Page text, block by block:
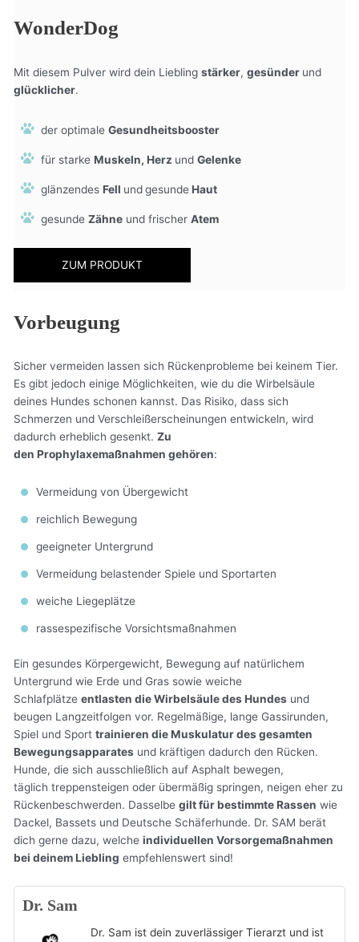
WonderDog
Mit diesem Pulver wird dein Lieblingstärker,gesünder und
glücklicher.
der optimaleGesundheitsbooster
für starkeMuskeln, Herz undGelenke
glänzendesFell und gesundeHaut
gesundeZähne und frischerAtem
ZUM PRODUKT
Vorbeugung
Sicher vermeiden lassen sich Rückenprobleme bei keinem Tier.
Es gibt jedoch einige Möglichkeiten, wie du die Wirbelsäule
deines Hundes schonen kannst. Das Risiko, dass sich
Schmerzen und Verschleißerscheinungen entwickeln, wird
dadurch erheblich gesenkt.Zu
den Prophylaxemaßnahmen gehören:
Vermeidung von Übergewicht
reichlich Bewegung
geeigneter Untergrund
Vermeidung belastender Spiele und Sportarten
weiche Liegeplätze
rassespezifische Vorsichtsmaßnahmen
Ein gesundes Körpergewicht, Bewegung auf natürlichem
Untergrund wie Erde und Gras sowie weiche
Schlafplätzeentlasten die Wirbelsäule des Hundes und
beugen Langzeitfolgen vor. Regelmäßige, lange Gassirunden,
Spiel und Sporttrainieren die Muskulatur des gesamten
Bewegungsapparates und kräftigen dadurch den Rücken.
Hunde, die sich ausschließlich auf Asphalt bewegen,
täglich treppensteigen oder übermäßig springen, neigen eher zu
Rückenbeschwerden. Dasselbegilt für bestimmte Rassen wie
Dackel, Bassets und Deutsche Schäferhunde. Dr. SAM berät
dich gerne dazu, welcheindividuellen Vorsorgemaßnahmen
bei deinem Liebling empfehlenswert sind!
Dr. Sam
Dr. Sam ist dein zuverlässiger Tierarzt und ist